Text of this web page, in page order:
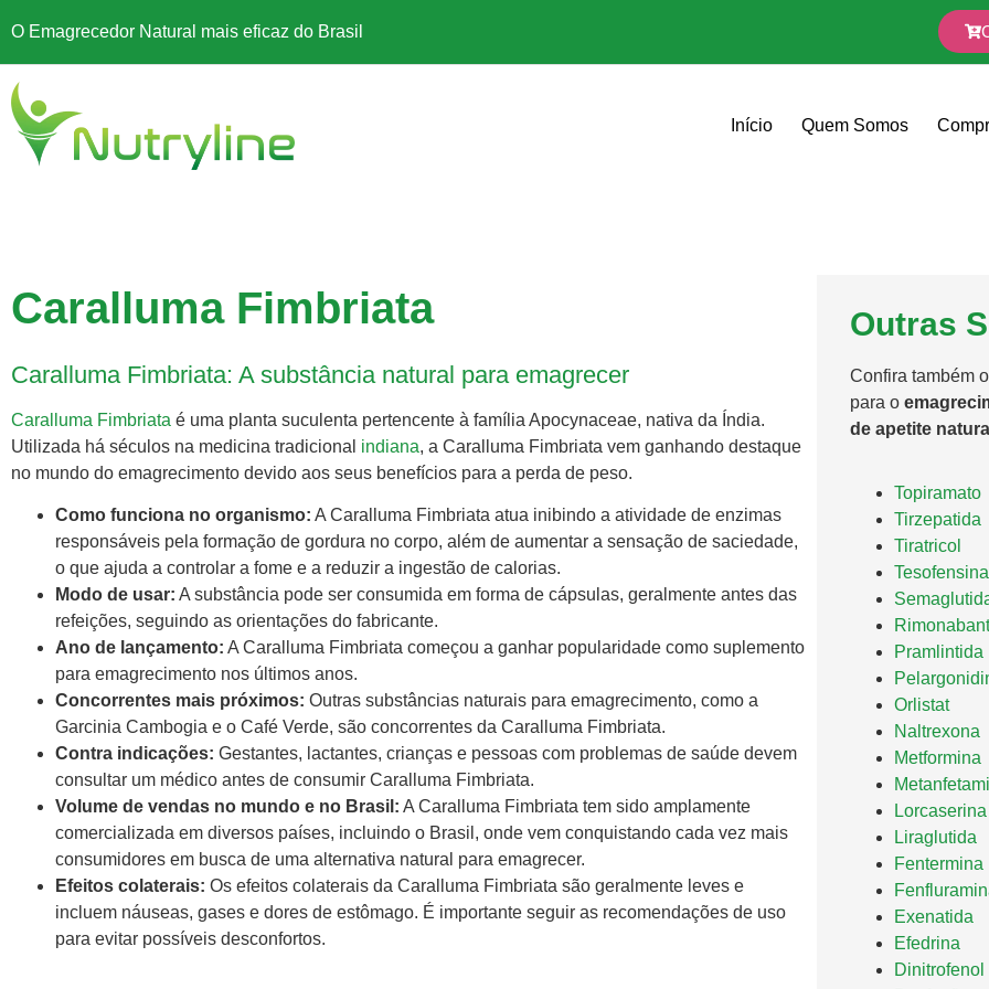
O Emagrecedor Natural mais eficaz do Brasil
Início Quem Somos
Caralluma Fimbriata
Caralluma Fimbriata: A substância natural para emagrecer
Caralluma Fimbriata é uma planta suculenta pertencente à família Apocynaceae, nativa da Índia.
Utilizada há séculos na medicina tradicional indiana, a Caralluma Fimbriata vem ganhando destaque
no mundo do emagrecimento devido aos seus benefícios para a perda de peso.
Como funciona no organismo: A Caralluma Fimbriata atua inibindo a atividade de enzimas
responsáveis pela formação de gordura no corpo, além de aumentar a sensação de saciedade,
o que ajuda a controlar a fome e a reduzir a ingestão de calorias.
Modo de usar: A substância pode ser consumida em forma de cápsulas, geralmente antes das
refeições, seguindo as orientações do fabricante.
Ano de lançamento: A Caralluma Fimbriata começou a ganhar popularidade como suplemento
para emagrecimento nos últimos anos.
Concorrentes mais próximos: Outras substâncias naturais para emagrecimento, como a
Garcinia Cambogia e o Café Verde, são concorrentes da Caralluma Fimbriata.
Contra indicações: Gestantes, lactantes, crianças e pessoas com problemas de saúde devem
consultar um médico antes de consumir Caralluma Fimbriata.
Volume de vendas no mundo e no Brasil: A Caralluma Fimbriata tem sido amplamente
comercializada em diversos países, incluindo o Brasil, onde vem conquistando cada vez mais
consumidores em busca de uma alternativa natural para emagrecer.
Efeitos colaterais: Os efeitos colaterais da Caralluma Fimbriata são geralmente leves e
incluem náuseas, gases e dores de estômago. É importante seguir as recomendações de uso
para evitar possíveis desconfortos.
Outras
Confira também
para o
de apetite
Topiramato
Tirzepatida
Tiratricol
Tesofensina
Pramlintida
Orlistat
Naltrexona
Metformina
Lorcaserina
Liraglutida
Fentermina
Exenatida
Efedrina
Dinitrofenol